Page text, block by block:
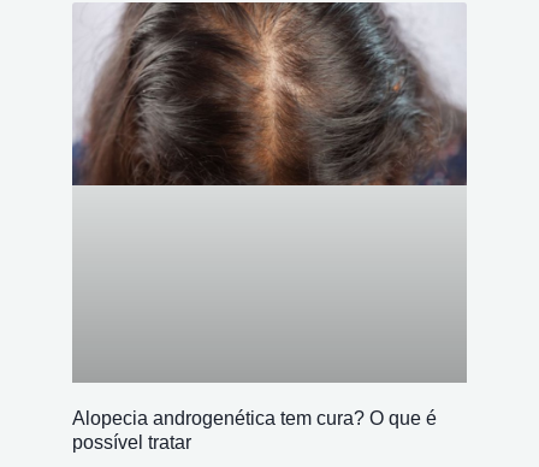
Alopecia androgenética tem cura? O que é
possível tratar